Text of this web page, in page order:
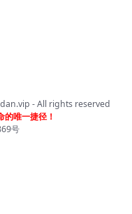
- All rights reserved
唯一捷径！
号